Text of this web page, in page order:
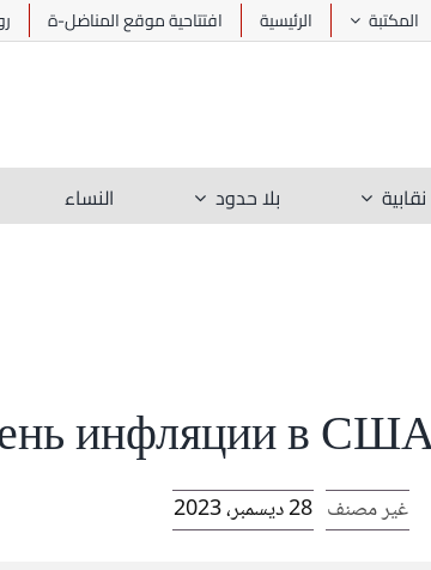
المكتبة الرئيسية افتتاحية موقع المناضل-ة
بلا حدود النساء
инфляции в
غير مصنف 28 ديسمبر، 2023